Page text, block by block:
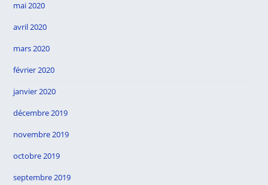
mai 2020
avril 2020
mars 2020
février 2020
janvier 2020
décembre 2019
novembre 2019
octobre 2019
septembre 2019